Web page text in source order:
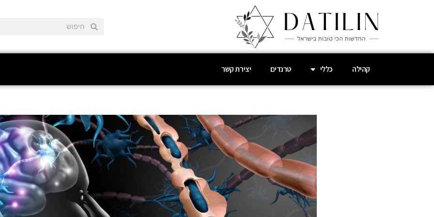
קהילה כללי טרנדים יצירת קשר